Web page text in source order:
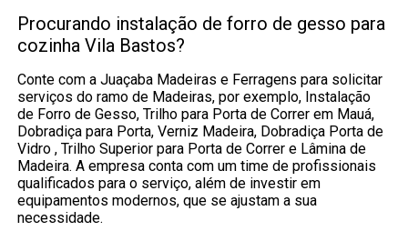
Procurando instalação de forro de gesso para
cozinha Vila Bastos?
Conte com a Juaçaba Madeiras e Ferragens para solicitar
serviços do ramo de Madeiras, por exemplo, Instalação
de Forro de Gesso, Trilho para Porta de Correr em Mauá,
Dobradiça para Porta, Verniz Madeira, Dobradiça Porta de
Vidro , Trilho Superior para Porta de Correr e Lâmina de
Madeira. A empresa conta com um time de profissionais
qualificados para o serviço, além de investir em
equipamentos modernos, que se ajustam a sua
necessidade.